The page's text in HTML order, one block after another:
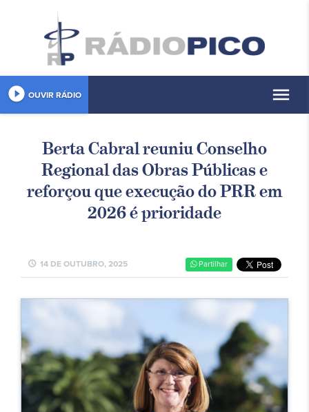
play_circle_filled OUVIR RÁDIO menu
Berta Cabral reuniu Conselho
Regional das Obras Públicas e
reforçou que execução do PRR em
2026 é prioridade
schedule 14 DE OUTUBRO, 2025 Partilhar